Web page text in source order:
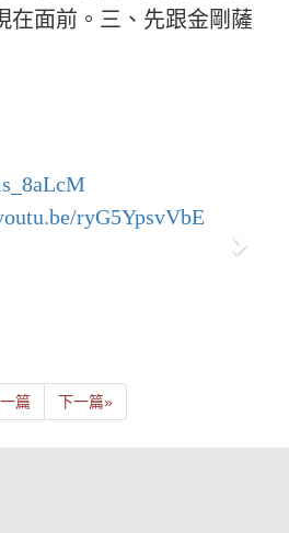
在面前。三、先跟金剛薩
ryG5YpsvVbE
一篇 下一篇»